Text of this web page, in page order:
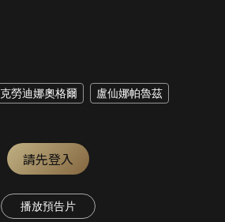
克勞迪娜奧格爾 盧仙娜帕魯茲
請先登入
播放預告片